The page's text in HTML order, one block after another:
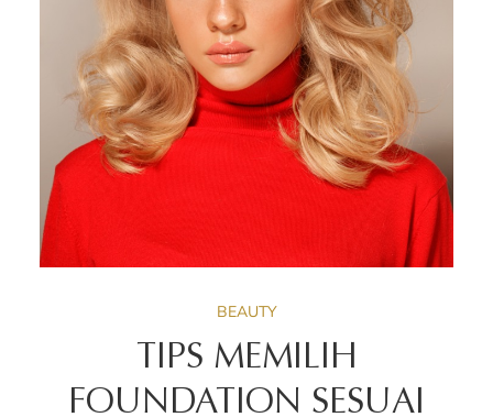
BEAUTY
TIPS MEMILIH
FOUNDATION SESUAI